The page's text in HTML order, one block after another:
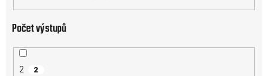
Počet výstupů
2 2